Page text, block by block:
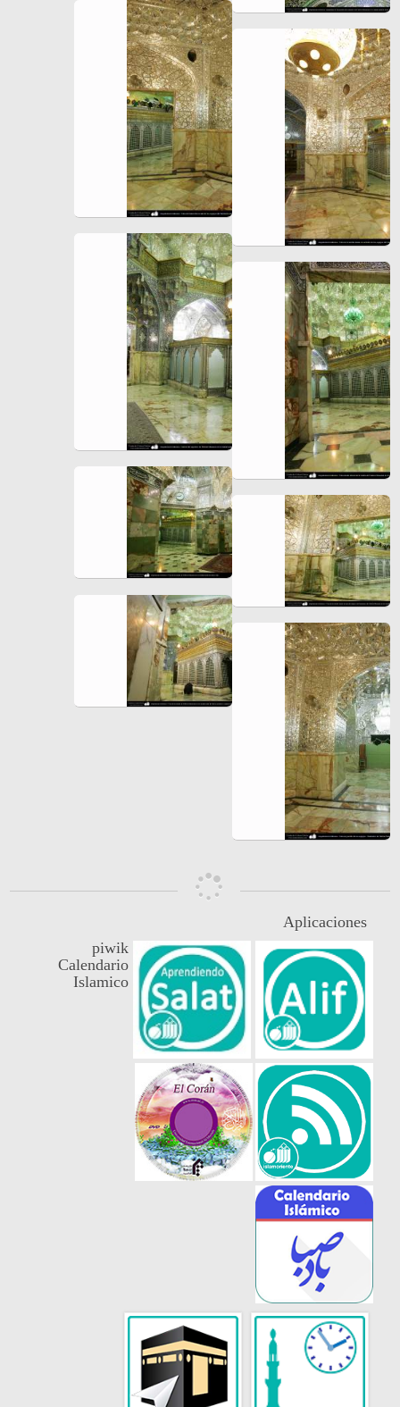
Aplicaciones
piwik
Calendario
Islamico